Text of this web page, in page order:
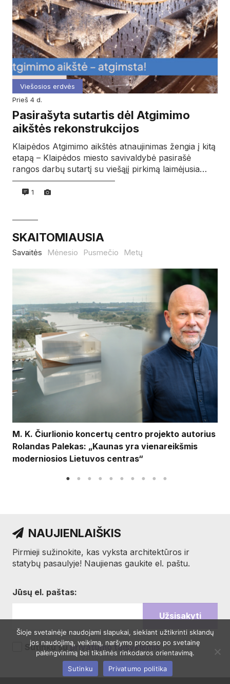
Viešosios erdvės
prieš 4 d.
Pasirašyta sutartis dėl Atgimimo
aikštės rekonstrukcijos
Klaipėdos Atgimimo aikštės atnaujinimas žengia į kitą
etapą – Klaipėdos miesto savivaldybė pasirašė
rangos darbų sutartį su viešąjį pirkimą laimėjusia…
1
SKAITOMIAUSIA
Savaitės Mėnesio Pusmečio Metų
M. K. Čiurlionio koncertų centro projekto autorius
Rolandas Palekas: „Kaunas yra vienareikšmis
moderniosios Lietuvos centras“
NAUJIENLAIŠKIS
Pirmieji sužinokite, kas vyksta architektūros ir
statybų pasaulyje! Naujienas gaukite el. paštu.
Jūsų el. paštas:
Sutinku suprivatumo taisyklėmis
Šioje svetainėje naudojami slapukai, siekiant užtikrinti sklandų
jos naudojimą, veikimą, naršymo proceso po svetainę
palengvinimą bei tikslinės rinkodaros orientavimą.
Sutinku
Privatumo politika